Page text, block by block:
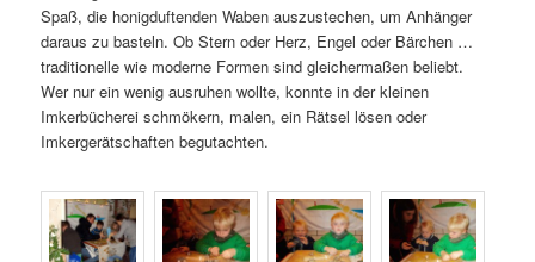
Spaß, die honigduftenden Waben auszustechen, um Anhänger
daraus zu basteln. Ob Stern oder Herz, Engel oder Bärchen …
traditionelle wie moderne Formen sind gleichermaßen beliebt.
Wer nur ein wenig ausruhen wollte, konnte in der kleinen
Imkerbücherei schmökern, malen, ein Rätsel lösen oder
Imkergerätschaften begutachten.